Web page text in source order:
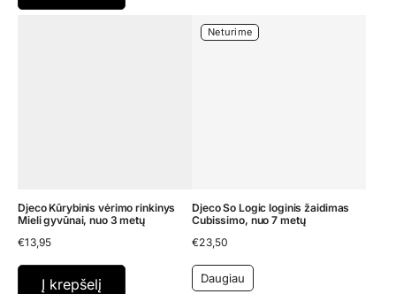
Djeco Kūrybinis vėrimo rinkinys
Mieli gyvūnai, nuo 3 metų
€13,95
Į krepšelį
Neturime
Djeco So Logic loginis žaidimas
Cubissimo, nuo 7 metų
€23,50
Daugiau